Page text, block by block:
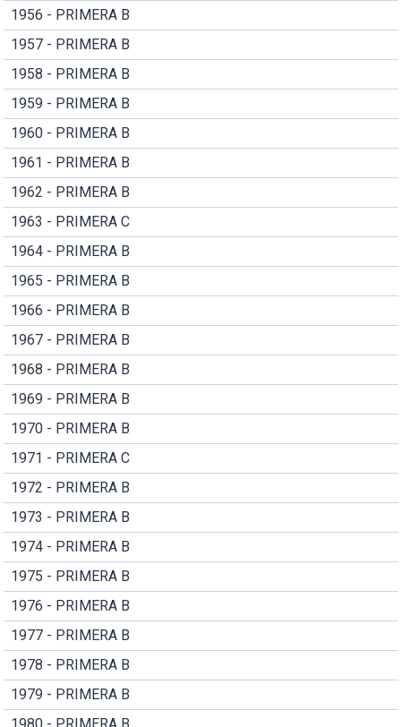
1956 - PRIMERA B
1957 - PRIMERA B
1958 - PRIMERA B
1959 - PRIMERA B
1960 - PRIMERA B
1961 - PRIMERA B
1962 - PRIMERA B
1963 - PRIMERA C
1964 - PRIMERA B
1965 - PRIMERA B
1966 - PRIMERA B
1967 - PRIMERA B
1968 - PRIMERA B
1969 - PRIMERA B
1970 - PRIMERA B
1971 - PRIMERA C
1972 - PRIMERA B
1973 - PRIMERA B
1974 - PRIMERA B
1975 - PRIMERA B
1976 - PRIMERA B
1977 - PRIMERA B
1978 - PRIMERA B
1979 - PRIMERA B